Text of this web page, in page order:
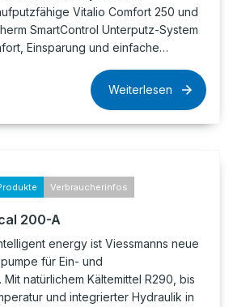
Vitalio Comfort 250 und
SmartControl Unterputz-System
Einsparung und einfache…
Weiterlesen
Verbraucherinfos
200-A
energy ist Viessmanns neue
für Ein- und
Mit natürlichem Kältemittel R290, bis
und integrierter Hydraulik in